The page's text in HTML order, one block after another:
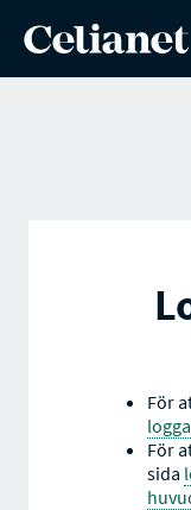
För
För
sida